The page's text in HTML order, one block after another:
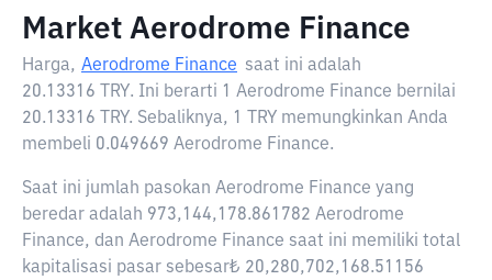
Market Aerodrome Finance
Harga, Aerodrome Finance saat ini adalah
20.13316 TRY. Ini berarti 1 Aerodrome Finance bernilai
20.13316 TRY. Sebaliknya, 1 TRY memungkinkan Anda
membeli 0.049669 Aerodrome Finance.
Saat ini jumlah pasokan Aerodrome Finance yang
beredar adalah 973,144,178.861782 Aerodrome
Finance, dan Aerodrome Finance saat ini memiliki total
kapitalisasi pasar sebesar₺ 20,280,702,168.51156